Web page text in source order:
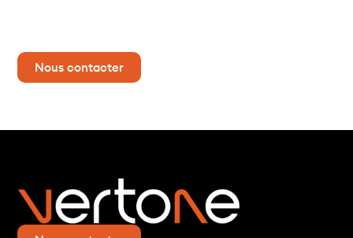
Nous contacter